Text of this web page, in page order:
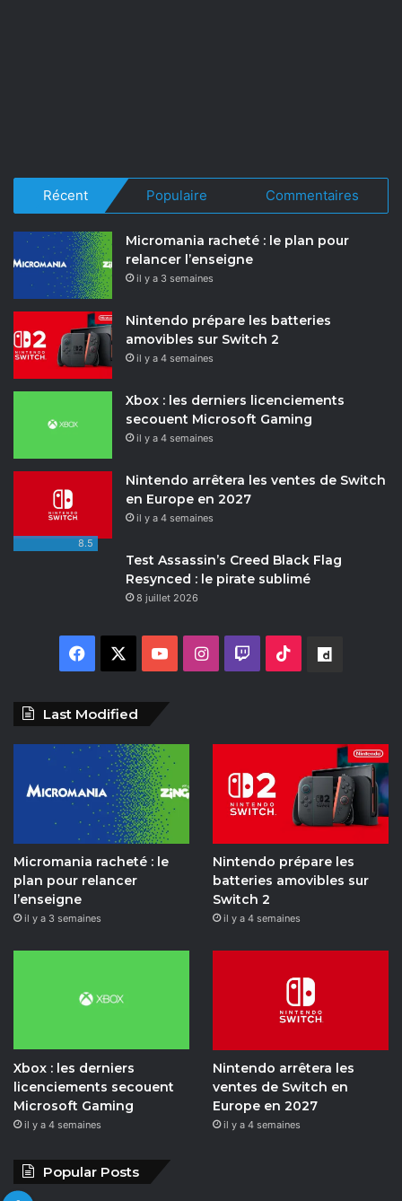
Récent Populaire Commentaires
Micromania racheté : le plan pour
relancer l’enseigne
il y a 3 semaines
Nintendo prépare les batteries
amovibles sur Switch 2
il y a 4 semaines
Xbox : les derniers licenciements
secouent Microsoft Gaming
il y a 4 semaines
Nintendo arrêtera les ventes de Switch
en Europe en 2027
il y a 4 semaines
8.5
Test Assassin’s Creed Black Flag
Resynced : le pirate sublimé
8 juillet 2026
c
b
o
o
T
u
b
e
I
r
a
c
o
k
y
m
o
Last Modified
Micromania racheté : le
plan pour relancer
l’enseigne
il y a 3 semaines
Nintendo prépare les
batteries amovibles sur
Switch 2
il y a 4 semaines
Xbox : les derniers
licenciements secouent
Microsoft Gaming
il y a 4 semaines
Nintendo arrêtera les
ventes de Switch en
Europe en 2027
il y a 4 semaines
Popular Posts